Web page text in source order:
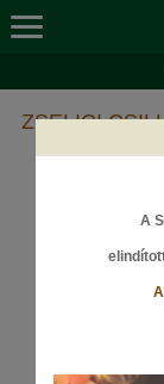
ZSELICI
A